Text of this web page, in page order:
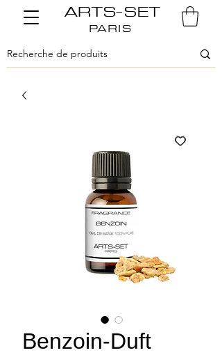
ARTS-SET
PARIS
Benzoin-Duft